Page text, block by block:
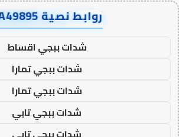
روابط نصية AA49895
شدات ببجي اقساط
شدات ببجي تمارا
شدات ببجي تمارا
شدات ببجي تابي